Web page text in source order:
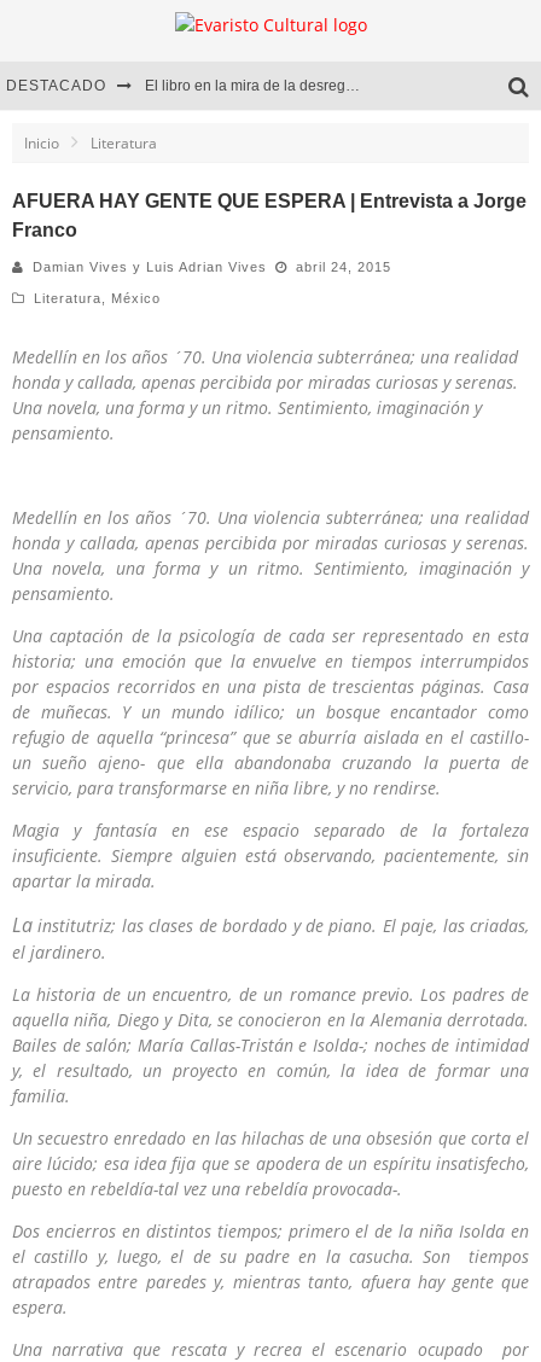
DESTACADO El libro en la mira de la desregulación
Inicio Literatura
AFUERA HAY GENTE QUE ESPERA | Entrevista a Jorge
Franco
Damian Vives y Luis Adrian Vives abril 24, 2015
Literatura México
Medellín en los años ´70. Una violencia subterránea; una realidad
honda y callada, apenas percibida por miradas curiosas y serenas.
Una novela, una forma y un ritmo. Sentimiento, imaginación y
pensamiento.
Medellín en los años ´70. Una violencia subterránea; una realidad
honda y callada, apenas percibida por miradas curiosas y serenas.
Una novela, una forma y un ritmo. Sentimiento, imaginación y
pensamiento.
Una captación de la psicología de cada ser representado en esta
historia; una emoción que la envuelve en tiempos interrumpidos
por espacios recorridos en una pista de trescientas páginas. Casa
de muñecas. Y un mundo idílico; un bosque encantador como
refugio de aquella “princesa” que se aburría aislada en el castillo-
un sueño ajeno- que ella abandonaba cruzando la puerta de
servicio, para transformarse en niña libre, y no rendirse.
Magia y
fantasía en ese espacio separado de la fortaleza
insuficiente. Siempre alguien está observando, pacientemente, sin
apartar la mirada.
La institutriz; las clases de bordado y de piano. El paje, las criadas,
el jardinero.
La historia de un encuentro, de un romance previo. Los padres de
aquella niña, Diego y Dita, se conocieron en la Alemania derrotada.
Bailes de salón; María Callas-Tristán e Isolda-; noches de intimidad
y, el resultado, un proyecto en común, la idea de formar una
familia.
Un secuestro enredado en las hilachas de una obsesión que corta el
aire lúcido; esa idea fija que se apodera de un espíritu insatisfecho,
puesto en rebeldía-tal vez una rebeldía provocada-.
Dos encierros en distintos tiempos; primero el de la niña Isolda en
el castillo y, luego, el de su padre en la casucha.Son tiempos
atrapados entre paredes y, mientras tanto, afuera hay gente que
espera.
Una narrativa que rescata y recrea el escenario ocupado por